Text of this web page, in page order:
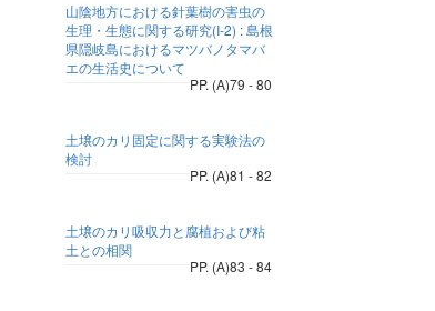
山陰地方における針葉樹の害虫の
生理・生態に関する研究(I-2) : 島根
県隠岐島におけるマツバノタマバ
エの生活史について
PP. (A)79 - 80
土壌のカリ固定に関する実験法の
検討
PP. (A)81 - 82
土壌のカリ吸収力と腐植および粘
土との相関
PP. (A)83 - 84